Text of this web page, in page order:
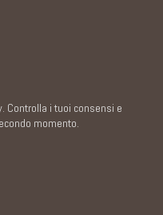
Controlla i tuoi consensi e
momento.